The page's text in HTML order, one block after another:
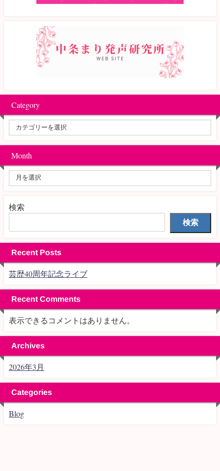
Category
Month
検索
検索
Recent Posts
芸歴40周年記念ライブ
Recent Comments
表示できるコメントはありません。
Archives
2026年3月
Categories
Blog